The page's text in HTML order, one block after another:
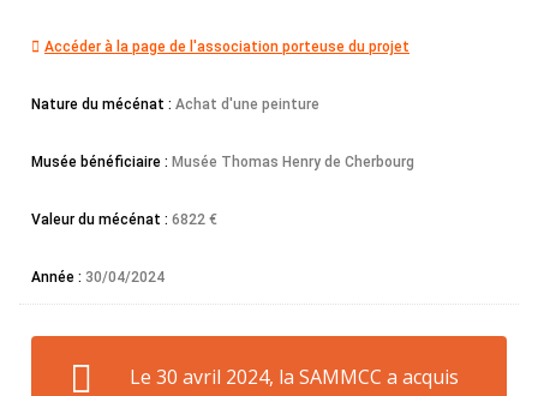
Accéder à la page de l'association porteuse du projet
Nature du mécénat : Achat d'une peinture
Musée bénéficiaire : Musée Thomas Henry de Cherbourg
Valeur du mécénat : 6822 €
Année : 30/04/2024
Le 30 avril 2024, la SAMMCC a acquis